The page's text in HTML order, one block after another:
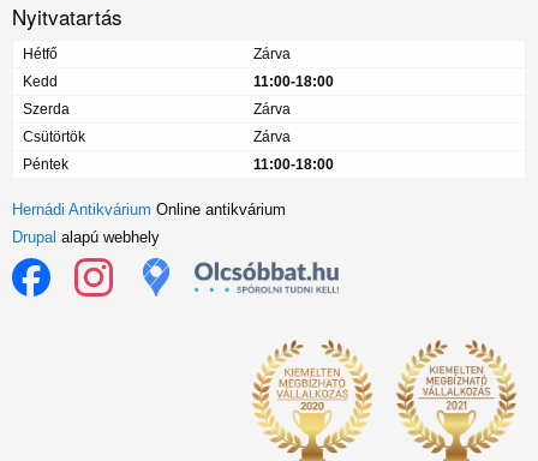
Nyitvatartás
Hétfő
Zárva
Kedd
11:00-18:00
Szerda
Zárva
Csütörtök
Zárva
Péntek
11:00-18:00
Hernádi Antikvárium Online antikvárium
Drupal alapú webhely